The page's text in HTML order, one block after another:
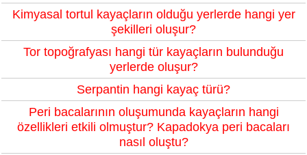
Kimyasal tortul kayaçların olduğu yerlerde hangi yer
şekilleri oluşur?
Tor topoğrafyası hangi tür kayaçların bulunduğu
yerlerde oluşur?
Serpantin hangi kayaç türü?
Peri bacalarının oluşumunda kayaçların hangi
özellikleri etkili olmuştur? Kapadokya peri bacaları
nasıl oluştu?